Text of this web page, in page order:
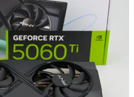
шансов в прямом сравнении